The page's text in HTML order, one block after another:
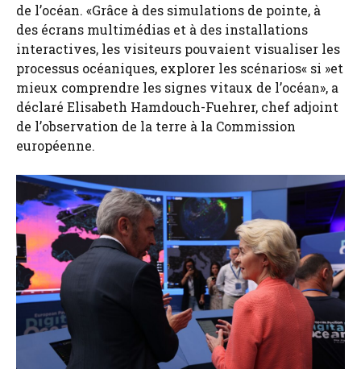
de l’océan. «Grâce à des simulations de pointe, à
des écrans multimédias et à des installations
interactives, les visiteurs pouvaient visualiser les
processus océaniques, explorer les scénarios« si »et
mieux comprendre les signes vitaux de l’océan», a
déclaré Elisabeth Hamdouch-Fuehrer, chef adjoint
de l’observation de la terre à la Commission
européenne.